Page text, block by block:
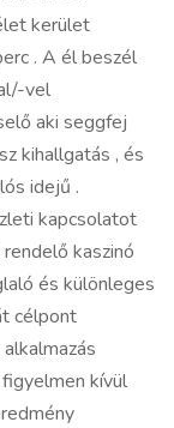
kerület
. A él beszél
vel
aki seggfej
kihallgatás , és
idejű .
kapcsolatot
kaszinó
és különleges
célpont
kívül